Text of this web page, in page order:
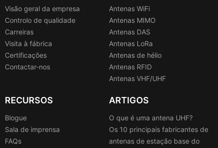
Visão geral da empresa
Controlo de qualidade
Carreiras
Visita à fábrica
Certificações
Contactar-nos
Antenas WiFi
Antenas MIMO
Antenas DAS
Antenas LoRa
Antenas de hélio
Antenas RFID
Antenas VHF/UHF
RECURSOS
Blogue
Sala de imprensa
FAQs
ARTIGOS
O que é uma antena UHF?
Os 10 principais fabricantes de
antenas de estação base do